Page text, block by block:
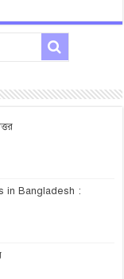
in Bangladesh :